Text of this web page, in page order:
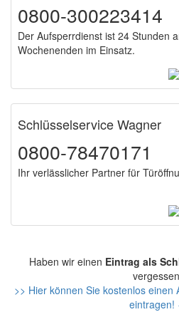
0800-300223414
Der Aufsperrdienst ist 24 Stunden
Wochenenden im Einsatz.
Schlüsselservice Wagner
0800-78470171
Ihr verlässlicher Partner für
Haben wir einen Eintrag als
>> Hier können Sie kostenlos
eintragen!